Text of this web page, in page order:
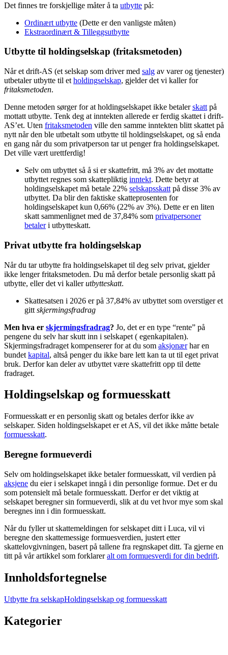
Det finnes tre forskjellige måter å ta utbytte på:
Ordinært utbytte (Dette er den vanligste måten)
Ekstraordinært & Tilleggsutbytte
Utbytte til holdingselskap (fritaksmetoden)
Når et drift-AS (et selskap som driver med salg av varer og tjenester)
utbetaler utbytte til et holdingselskap, gjelder det vi kaller for
fritaksmetoden.
Denne metoden sørger for at holdingselskapet ikke betalerskatt på
mottatt utbytte. Tenk deg at inntekten allerede er ferdig skattet i drift-
AS’et. Uten fritaksmetoden ville den samme inntekten blitt skattet på
nytt når den ble utbetalt som utbytte til holdingselskapet, og så enda
en gang når du som privatperson tar ut penger fra holdingselskapet.
Det ville vært urettferdig!
Selv om utbyttet så å si er skattefritt, må 3% av det mottatte
utbyttet regnes som skattepliktig inntekt. Dette betyr at
holdingselskapet må betale 22% selskapsskatt på disse 3% av
utbyttet. Da blir den faktiske skatteprosenten for
holdingselskapet kun 0,66% (22% av 3%). Dette er en liten
skatt sammenlignet med de 37,84% som privatpersoner
betaleri utbytteskatt.
Privat utbytte fra holdingselskap
Når du tar utbytte fra holdingselskapet til deg selv privat, gjelder
ikke lenger fritaksmetoden. Du må derfor betale personlig skatt på
utbytte, eller det vi kallerutbytteskatt.
Skattesatsen i 2026 er på 37,84% av utbyttet som overstiger et
gitt skjermingsfradrag
Men hva er skjermingsfradrag? Jo, det er en type “rente” på
pengene du selv har skutt inn i selskapet ( egenkapitalen).
Skjermingsfradraget kompenserer for at du som aksjonærhar en
bundet kapital, altså penger du ikke bare lett kan ta ut til eget privat
bruk. Derfor kan deler av utbyttet være skattefritt opp til dette
fradraget.
Holdingselskap og formuesskatt
Formuesskatt er en personlig skatt og betales derfor ikke av
selskaper. Siden holdingselskapet er et AS, vil det ikke måtte betale
formuesskatt.
Beregne formueverdi
Selv om holdingselskapet ikke betaler formuesskatt, vil verdien på
aksjene du eier i selskapet inngå i din personlige formue. Det er du
som potensielt må betale formuesskatt. Derfor er det viktig at
selskapet beregner sin formueverdi, slik at du vet hvor mye som skal
beregnes inn i din formuesskatt.
Når du fyller ut skattemeldingen for selskapet ditt i Luca, vil vi
beregne den skattemessige formuesverdien, justert etter
skattelovgivningen, basert på tallene fra regnskapet ditt. Ta gjerne en
titt på vår artikkel som forklareralt om formuesverdi for din bedrift.
Innholdsfortegnelse
Utbytte fra selskapHoldingselskap og formuesskatt
Kategorier